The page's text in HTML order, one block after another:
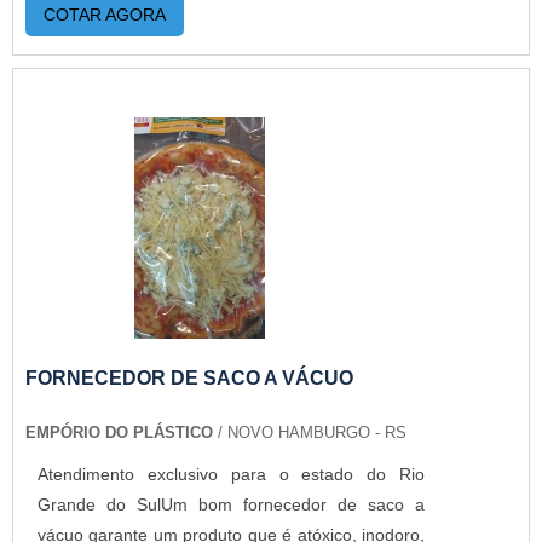
isso por ser uma empresa comprometida com
seus serviços e que preza pela segurança,
de alta qualidade onde são realizadas as
atividades e investimento constante em tecnologia
na produção das embalagens.Tudo isso, somado
a uma equipe multidisciplinar de consultores
associados e profissionais com vasta experiência
na área de atuação, garante o sucesso de cada
cliente de ponta a ponta.
COTAR AGORA
FORNECEDOR DE SACO A VÁCUO
EMPÓRIO DO PLÁSTICO / NOVO HAMBURGO - RS
Atendimento exclusivo para o estado do Rio
Grande do SulUm bom fornecedor de saco a
vácuo garante um produto que é atóxico, inodoro,